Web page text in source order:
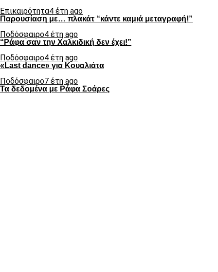
Επικαιρότητα4 έτη ago
Παρουσίαση με… πλακάτ “κάντε καμιά μεταγραφή!”
Ποδόσφαιρο4 έτη ago
“Ράφα σαν την Χαλκιδική δεν έχει!”
Ποδόσφαιρο4 έτη ago
«Last dance» για Κουαλιάτα
Ποδόσφαιρο7 έτη ago
Τα δεδομένα με Ράφα Σοάρες